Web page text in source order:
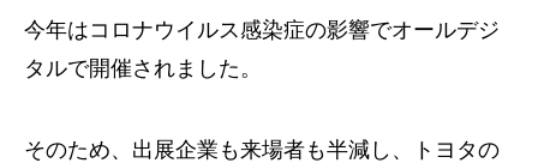
今年はコロナウイルス感染症の影響でオールデジ
タルで開催されました。
そのため、出展企業も来場者も半減し、トヨタの